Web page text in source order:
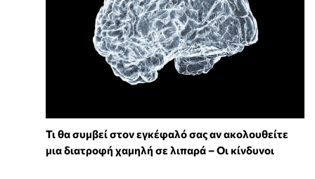
Τι θα συμβεί στον εγκέφαλό σας αν ακολουθείτε
μια διατροφή χαμηλή σε λιπαρά – Οι κίνδυνοι